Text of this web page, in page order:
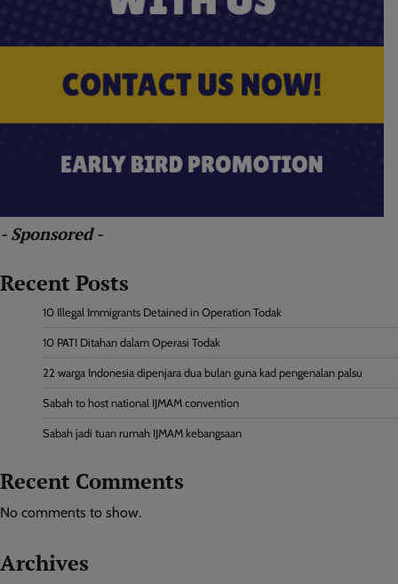
- Sponsored -
Recent Posts
10 Illegal Immigrants Detained in Operation Todak
10 PATI Ditahan dalam Operasi Todak
22 warga Indonesia dipenjara dua bulan guna kad pengenalan palsu
Sabah to host national IJMAM convention
Sabah jadi tuan rumah IJMAM kebangsaan
Recent Comments
No comments to show.
Archives